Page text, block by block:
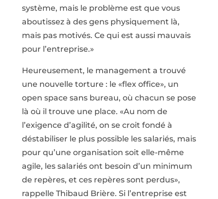
système, mais le problème est que vous
aboutissez à des gens physiquement là,
mais pas motivés. Ce qui est aussi mauvais
pour l’entreprise.»
Heureusement, le management a trouvé
une nouvelle torture : le «flex office», un
open space sans bureau, où chacun se pose
là où il trouve une place. «Au nom de
l’exigence d’agilité, on se croit fondé à
déstabiliser le plus possible les salariés, mais
pour qu’une organisation soit elle-même
agile, les salariés ont besoin d’un minimum
de repères, et ces repères sont perdus»,
rappelle Thibaud Brière. Si l’entreprise est